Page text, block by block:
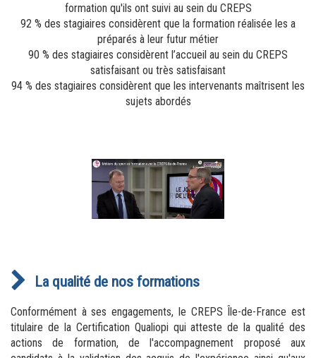
formation qu'ils ont suivi au sein du CREPS
92 % des stagiaires considèrent que la formation réalisée les a
préparés à leur futur métier
90 % des stagiaires considèrent l’accueil au sein du CREPS
satisfaisant ou très satisfaisant
94 % des stagiaires considèrent que les intervenants maîtrisent les
sujets abordés
La qualité de nos formations
Conformément à ses engagements, le CREPS Île-de-France est
titulaire de la Certification Qualiopi qui atteste de la qualité des
actions de formation, de l'accompagnement proposé aux